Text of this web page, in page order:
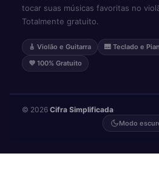
tocar suas músicas favoritas no
Totalmente gratuito.
🎸 Violão e Guitarra 🎹 Teclado e
💜 100% Gratuito
© 2026 Cifra Simplificada·
Modo